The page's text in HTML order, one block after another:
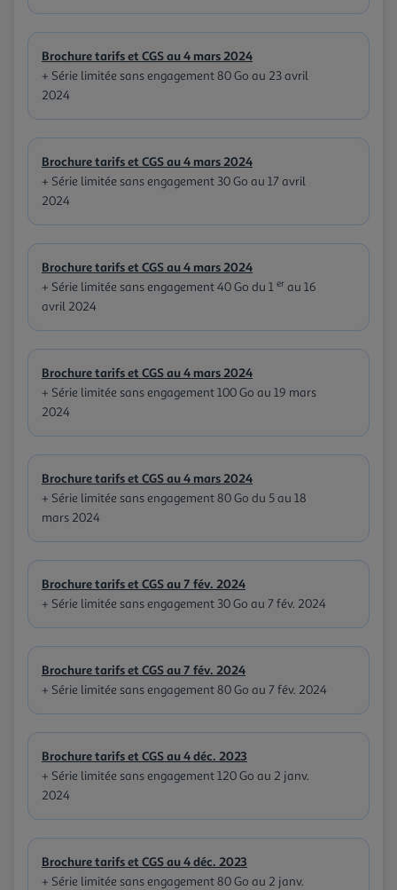
Brochure tarifs et CGS au 4 mars 2024
+ Série limitée sans engagement 80 Go au 23 avril
2024
Brochure tarifs et CGS au 4 mars 2024
+ Série limitée sans engagement 30 Go au 17 avril
2024
Brochure tarifs et CGS au 4 mars 2024
+ Série limitée sans engagement 40 Go du 1 er au 16
avril 2024
Brochure tarifs et CGS au 4 mars 2024
+ Série limitée sans engagement 100 Go au 19 mars
2024
Brochure tarifs et CGS au 4 mars 2024
+ Série limitée sans engagement 80 Go du 5 au 18
mars 2024
Brochure tarifs et CGS au 7 fév. 2024
+ Série limitée sans engagement 30 Go au 7 fév. 2024
Brochure tarifs et CGS au 7 fév. 2024
+ Série limitée sans engagement 80 Go au 7 fév. 2024
Brochure tarifs et CGS au 4 déc. 2023
+ Série limitée sans engagement 120 Go au 2 janv.
2024
Brochure tarifs et CGS au 4 déc. 2023
+ Série limitée sans engagement 80 Go au 2 janv.